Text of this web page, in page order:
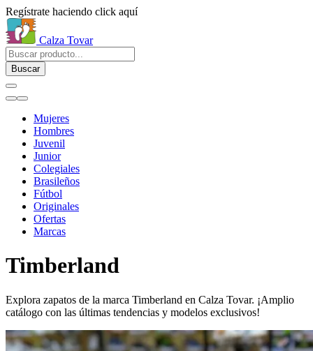
Regístrate haciendo click aquí
Calza Tovar
Buscar
Mujeres
Hombres
Juvenil
Junior
Colegiales
Brasileños
Fútbol
Originales
Ofertas
Marcas
Timberland
Explora zapatos de la marca Timberland en Calza Tovar. ¡Amplio
catálogo con las últimas tendencias y modelos exclusivos!